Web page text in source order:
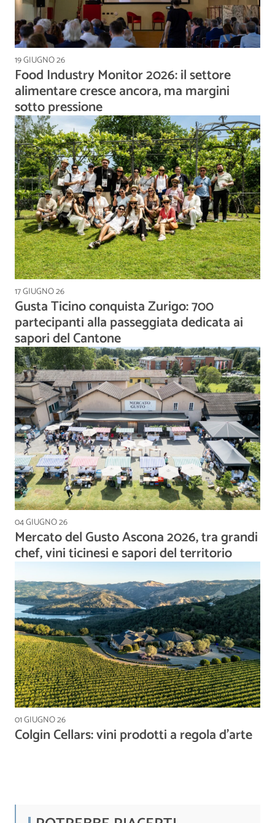
19 GIUGNO 26
Food Industry Monitor 2026: il settore
alimentare cresce ancora, ma margini
sotto pressione
17 GIUGNO 26
Gusta Ticino conquista Zurigo: 700
partecipanti alla passeggiata dedicata ai
sapori del Cantone
04 GIUGNO 26
Mercato del Gusto Ascona 2026, tra grandi
chef, vini ticinesi e sapori del territorio
01 GIUGNO 26
Colgin Cellars: vini prodotti a regola d’arte